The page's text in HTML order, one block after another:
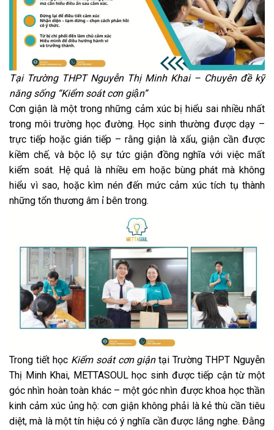
Tại Trường THPT Nguyễn Thị Minh Khai – Chuyên đề kỹ
năng sống “Kiểm soát cơn giận”
Cơn giận là một trong những cảm xúc bị hiểu sai nhiều nhất
trong môi trường học đường. Học sinh thường được dạy –
trực tiếp hoặc gián tiếp – rằng giận là xấu, giận cần được
kiềm chế, và bộc lộ sự tức giận đồng nghĩa với việc mất
kiểm soát. Hệ quả là nhiều em hoặc bùng phát mà không
hiểu vì sao, hoặc kìm nén đến mức cảm xúc tích tụ thành
những tổn thương âm ỉ bên trong.
Trong tiết học Kiểm soát cơn giậntại Trường THPT Nguyễn
Thị Minh Khai, METTASOUL học sinh được tiếp cận từ một
góc nhìn hoàn toàn khác – một góc nhìn được khoa học thần
kinh cảm xúc ủng hộ: cơn giận không phải là kẻ thù cần tiêu
diệt, mà là một tín hiệu có ý nghĩa cần được lắng nghe. Đằng